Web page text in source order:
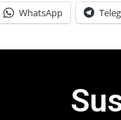
WhatsApp